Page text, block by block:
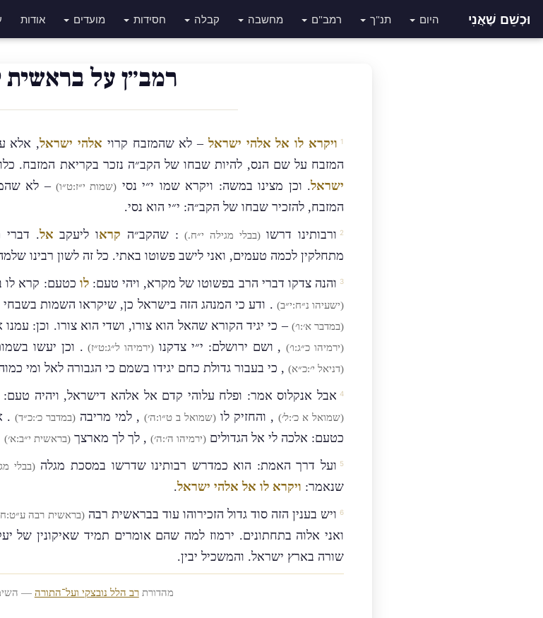
וּכְשֵׁם שֶׁאֲנִי היום תנ"ך רמב"ם מחשבה קבלה חסידות מועדים אודות
רמב״ן על בראשית
ויקרא לו אל אלהי ישראל – לא שהמזבח קרוי אלהי ישראל, אלא
המזבח על שם הנס, להיות שבחו של הקב״ה נזכר בקריאת המזבח.
ישראל. וכן מצינו במשה: ויקרא שמו י״י נסי (שמות י״ז:ט״ו) – לא
המזבח, להזכיר שבחו של הקב״ה: י״י הוא נסי.
ורבותינו דרשו(בבלי מגילה י״ח.): שהקב״ה קראו ליעקב אל. דברי
מתחלקין לכמה טעמים, ואני לישב פשוטו באתי. כל זה לשון רבינו
והנה צדקו דברי הרב בפשוטו של מקרא, ויהי טעם:לו כטעם: קרא לו
(ישעיהו נ״ח:י״ב) . ודע כי המנהג הזה בישראל כן, שיקראו השמות
(במדבר א׳:ו׳) – כי יגיד הקורא שהאל הוא צורו, ושדי הוא צורו. וכן:
(ירמיהו כ״ג:ו׳), ושם ירושלם: י״י צדקנו (ירמיהו ל״ג:ט״ז). וכן יעשו
(דניאל י׳:כ״א) , כי בעבור גדולת כחם יגידו בשמם כי הגבורה לאל ומי
אבל אנקלוס אמר: ופלח עלוהי קדם אל אלהא דישראל, ויהיה
(שמואל א כ׳:ל׳) , והחזיק לו (שמואל ב ט״ו:ה׳) , למי מריבה (במדבר כ׳:כ״ד) .
כטעם: אלכה לי אל הגדולים (ירמיהו ה׳:ה׳) , לך לך מארצך (בראשית י״ב:א׳)
ועל דרך האמת: הוא כמדרש רבותינו שדרשו במסכת מגלה(בבלי
שנאמר: ויקרא לו אל אלהי ישראל.
ויש בענין הזה סוד גדול הזכירוהו עוד בבראשית רבה(בראשית רבה
ואני אלוה בתחתונים. ירמוז למה שהם אומרים תמיד שאיקונין של
שורה בארץ ישראל. והמשכיל יבין.
מהדורתרב הלל נובצקי ועל־התורה —